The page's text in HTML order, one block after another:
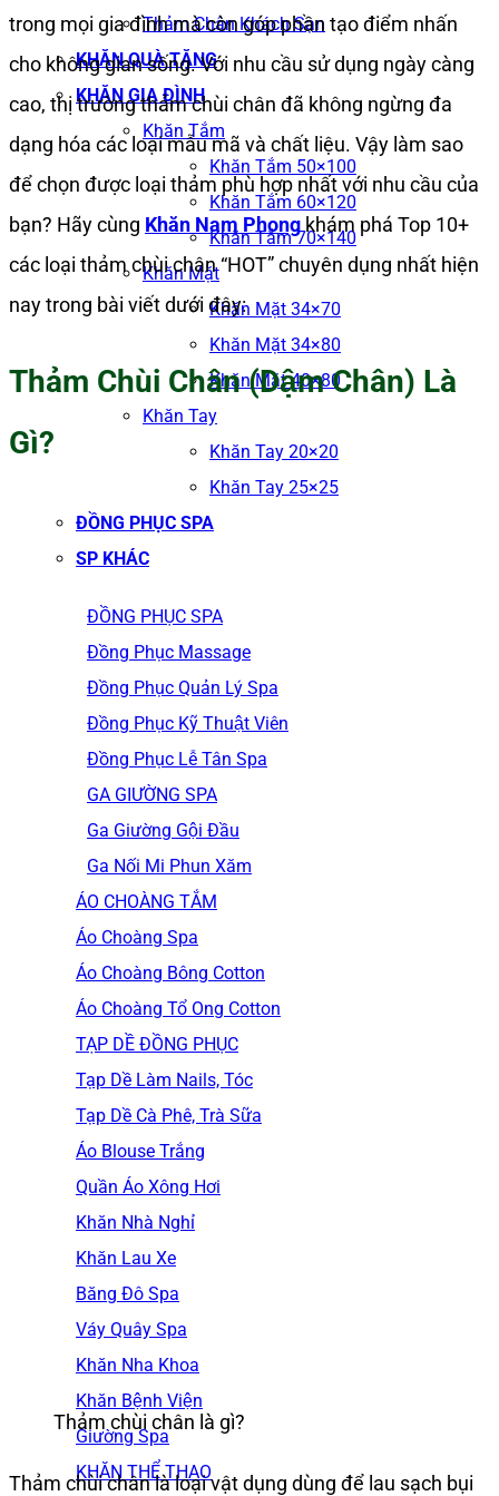
Thảm Chân Khách Sạn
KHĂN QUÀ TẶNG
KHĂN GIA ĐÌNH
Khăn Tắm
Khăn Tắm 50×100
Khăn Tắm 60×120
Khăn Tắm 70×140
Khăn Mặt
Khăn Mặt 34×70
Khăn Mặt 34×80
Khăn Mặt 40×80
Khăn Tay
Khăn Tay 20×20
Khăn Tay 25×25
ĐỒNG PHỤC SPA
SP KHÁC
ĐỒNG PHỤC SPA
Đồng Phục Massage
Đồng Phục Quản Lý Spa
Đồng Phục Kỹ Thuật Viên
Đồng Phục Lễ Tân Spa
GA GIƯỜNG SPA
Ga Giường Gội Đầu
Ga Nối Mi Phun Xăm
ÁO CHOÀNG TẮM
Áo Choàng Spa
Áo Choàng Bông Cotton
Áo Choàng Tổ Ong Cotton
TẠP DỀ ĐỒNG PHỤC
Tạp Dề Làm Nails, Tóc
Tạp Dề Cà Phê, Trà Sữa
Áo Blouse Trắng
Quần Áo Xông Hơi
Khăn Nhà Nghỉ
Khăn Lau Xe
Băng Đô Spa
Váy Quây Spa
Khăn Nha Khoa
Khăn Bệnh Viện
Giường Spa
KHĂN THỂ THAO
trong mọi gia đình mà còn góp phần tạo điểm nhấn
cho không gian sống. Với nhu cầu sử dụng ngày càng
cao, thị trường thảm chùi chân đã không ngừng đa
dạng hóa các loại mẫu mã và chất liệu. Vậy làm sao
để chọn được loại thảm phù hợp nhất với nhu cầu của
bạn? Hãy cùng Khăn Nam Phong khám phá Top 10+
các loại thảm chùi chân “HOT” chuyên dụng nhất hiện
nay trong bài viết dưới đây:
Thảm Chùi Chân (Dậm Chân) Là
Gì?
Thảm chùi chân là gì?
Thảm chùi chân là loại vật dụng dùng để lau sạch bụi